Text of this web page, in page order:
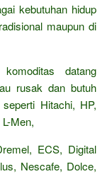
kebutuhan hidup
maupun di
datang
rusak dan butuh
Hitachi, HP,
Men,
ECS, Digital
Nescafe, Dolce,